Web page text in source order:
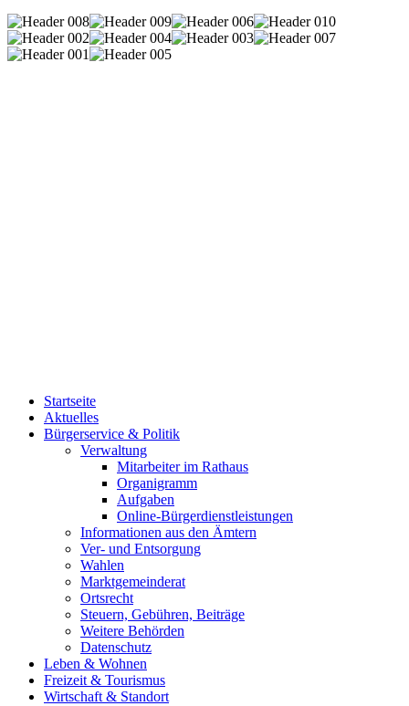
Startseite
Aktuelles
Bürgerservice & Politik
Verwaltung
Mitarbeiter im Rathaus
Organigramm
Aufgaben
Online-Bürgerdienstleistungen
Informationen aus den Ämtern
Ver- und Entsorgung
Wahlen
Marktgemeinderat
Ortsrecht
Steuern, Gebühren, Beiträge
Weitere Behörden
Datenschutz
Leben & Wohnen
Freizeit & Tourismus
Wirtschaft & Standort